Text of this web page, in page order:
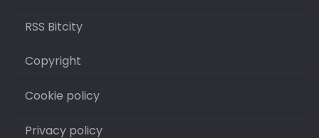
RSS Bitcity
Copyright
Cookie policy
Privacy policy